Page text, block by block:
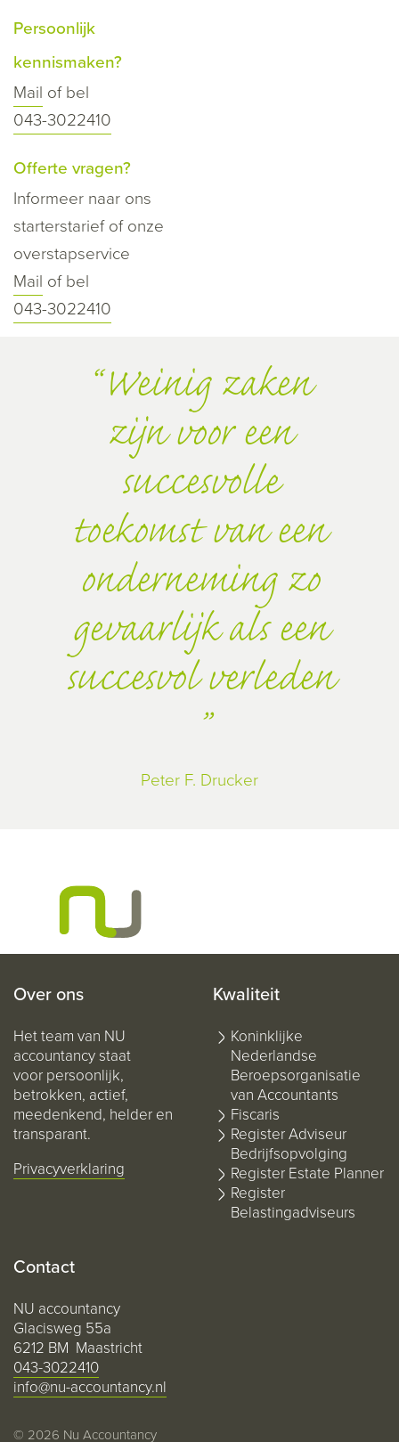
Persoonlijk
kennismaken?
Mail of bel
043-3022410
Offerte vragen?
Informeer naar ons
starterstarief of onze
overstapservice
Mail of bel
043-3022410
Weinig zaken
zijn voor een
succesvolle
toekomst van een
onderneming zo
gevaarlijk als een
succesvol verleden
Peter F. Drucker
Over ons
Het team van NU
accountancy staat
voor persoonlijk,
betrokken, actief,
meedenkend, helder en
transparant.
Privacyverklaring
Kwaliteit
Koninklijke
Nederlandse
Beroepsorganisatie
van Accountants
Fiscaris
Register Adviseur
Bedrijfsopvolging
Register Estate Planner
Register
Belastingadviseurs
Contact
NU accountancy
Glacisweg 55a
6212 BM Maastricht
043-3022410
info@nu-accountancy.nl
© 2026 Nu Accountancy